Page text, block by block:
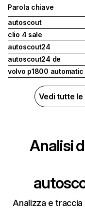
Parola chiave
autoscout
clio 4 sale
autoscout24
autoscout24 de
volvo p1800 automatic
Vedi tutte
Analisi
Analizza e